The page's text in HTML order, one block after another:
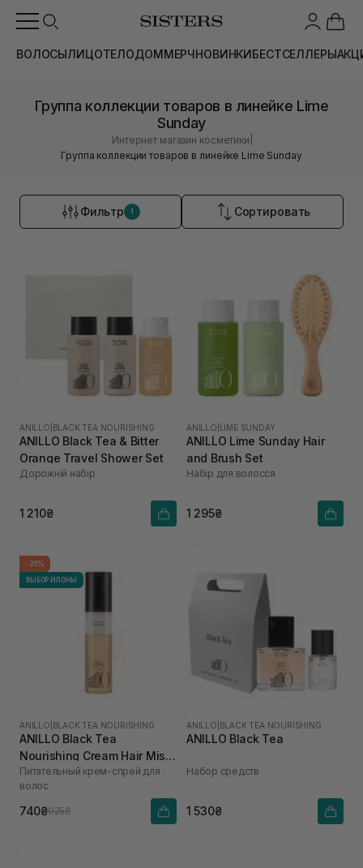
ВОЛОСЫЛИЦОТЕЛОДОММЕРЧНОВИНКИБЕСТСЕЛЛЕРЫ
Группа коллекции товаров в линейке Lime
Sunday
Интернет магазин косметики
Группа коллекции товаров в линейке Lime Sunday
Фильтр 1 Сортировать
ANILLO BLACK TEA NOURISHING
ANILLO Black Tea & Bitter
Orange Travel Shower Set
Дорожній набір
1 210₴
ANILLO LIME SUNDAY
ANILLO Lime Sunday Hair
and Brush Set
Набір для волосся
1 295₴
-20%
ВЫБОР ИЛОНЫ
ANILLO BLACK TEA NOURISHING
ANILLO Black Tea
Nourishing Cream Hair Mist
для зволоження та
розгладження волосся 70
мл
Питательный крем-спрей для
волос
740₴925₴
ANILLO BLACK TEA NOURISHING
ANILLO Black Tea
Набор средств
1 530₴